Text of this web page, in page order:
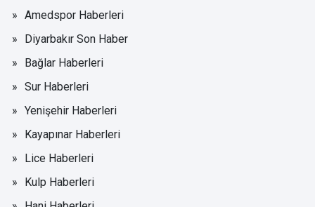
Amedspor Haberleri
Diyarbakır Son Haber
Bağlar Haberleri
Sur Haberleri
Yenişehir Haberleri
Kayapınar Haberleri
Lice Haberleri
Kulp Haberleri